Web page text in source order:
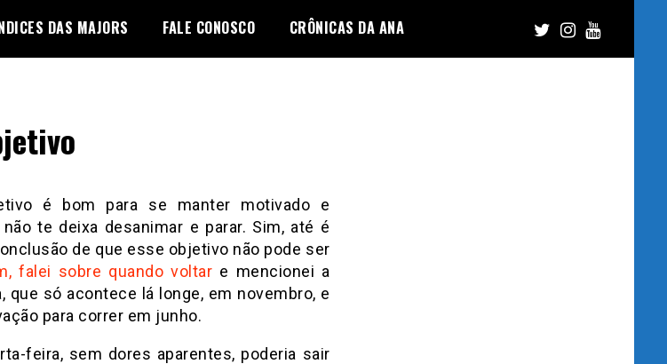
DAS MAJORS FALE CONOSCO CRÔNICAS DA ANA
é bom para se manter motivado e
te deixa desanimar e parar. Sim, até é
de que esse objetivo não pode ser
falei sobre quando voltar e mencionei a
que só acontece lá longe, em novembro, e
para correr em junho.
feira, sem dores aparentes, poderia sair